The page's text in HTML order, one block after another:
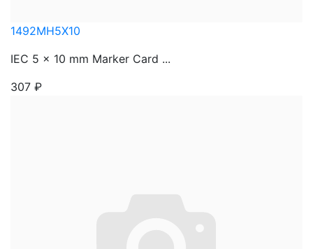
1492MH5X10
IEC 5 x 10 mm Marker Card ...
307 ₽